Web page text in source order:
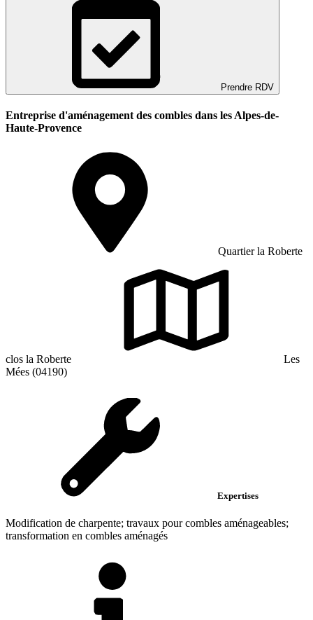
Prendre RDV
Entreprise d'aménagement des combles dans les Alpes-de-
Haute-Provence
Quartier la Roberte
clos la Roberte
Les
Mées (04190)
Expertises
Modification de charpente; travaux pour combles aménageables;
transformation en combles aménagés